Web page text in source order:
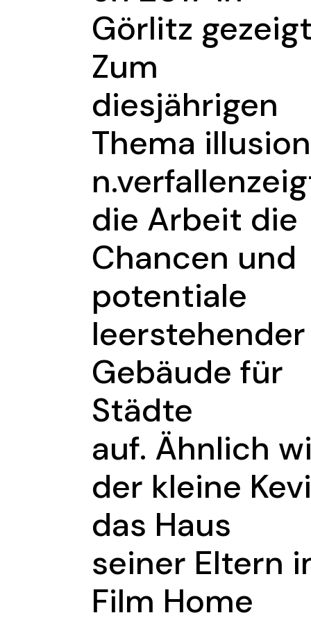
Görlitz
Zum
diesjährigen
Thema
die Arbeit die
Chancen und
potentiale
leerstehender
Gebäude für
Städte
auf. Ähnlich
der kleine
das Haus
seiner Eltern
Film Home